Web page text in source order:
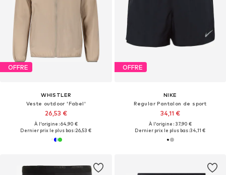
OFFRE
WHISTLER
Veste outdoor 'Fabel'
26,53 €
À l'origine : 64,90 €
Dernier prix le plus bas :26,53 €
OFFRE
NIKE
Regular Pantalon de sport
34,11 €
À l'origine : 37,90 €
Dernier prix le plus bas :34,11 €